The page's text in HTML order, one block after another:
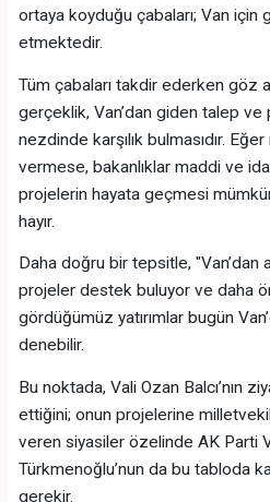
ortaya koyduğu çabaları; Van
etmektedir.
Tüm çabaları takdir ederken göz
gerçeklik, Van’dan giden talep
nezdinde karşılık bulmasıdır.
vermese, bakanlıklar maddi ve
projelerin hayata geçmesi
hayır.
Daha doğru bir tepsitle, "Van’dan
projeler destek buluyor ve daha
gördüğümüz yatırımlar bugün
denebilir.
Bu noktada, Vali Ozan Balcı’nın
ettiğini; onun projelerine
veren siyasiler özelinde AK Parti
Türkmenoğlu’nun da bu tabloda
gerekir.